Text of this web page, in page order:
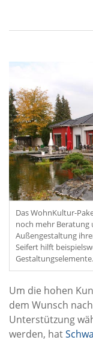
Das WohnKultur-
noch mehr
Außengestaltung
Seifert hilft
Um die hohen
dem Wunsch
Unterstützung
werden, hat